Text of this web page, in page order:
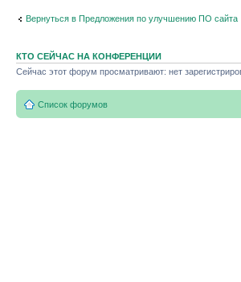
Вернуться в Предложения по улучшению ПО сайта
КТО СЕЙЧАС НА КОНФЕРЕНЦИИ
Сейчас этот форум просматривают: нет
Список форумов